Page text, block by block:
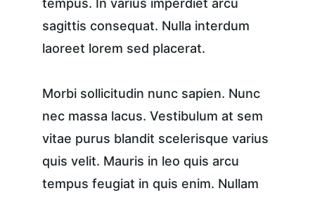
tempus. In varius imperdiet arcu
sagittis consequat. Nulla interdum
laoreet lorem sed placerat.
Morbi sollicitudin nunc sapien. Nunc
nec massa lacus. Vestibulum at sem
vitae purus blandit scelerisque varius
quis velit. Mauris in leo quis arcu
tempus feugiat in quis enim. Nullam